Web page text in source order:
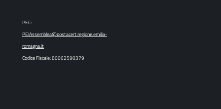
PEC:
PEIAssemblea@postacert.regione.emilia-
romagna.it
Codice Fiscale: 80062590379